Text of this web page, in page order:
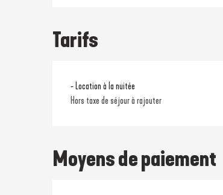
Tarifs
- Location à la nuitée
Hors taxe de séjour à rajouter
Moyens de paiement